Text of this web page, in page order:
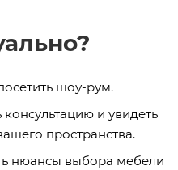
шоу-рум.
и увидеть
пространства.
нюансы выбора мебели